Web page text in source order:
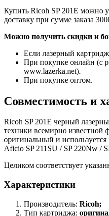
Купить Ricoh SP 201E можно
доставку при сумме заказа
Можно получить скидки и
Если лазерный
При покупке онлайн (с
www.lazerka.net).
При покупке оптом.
Совместимость и
Ricoh SP 201E черный
техники всемирно
оригинальный и
Aficio SP 211SU / SP 220Nw /
Целиком соответствует
Характеристики
Производитель: Ricoh;
Тип картриджа: